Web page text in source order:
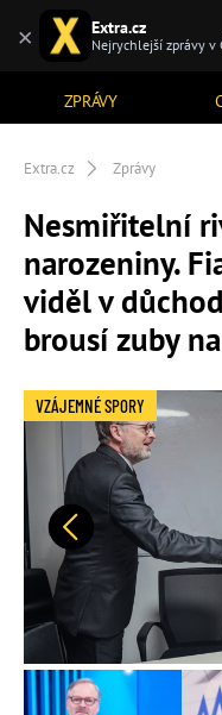
ZPRÁVY
Extra.cz Zprávy
Nesmiřitelní
narozeniny.
viděl v
brousí zuby
Předchozí
VZÁJEMNÉ SPORY
× Extra.cz
Nejrychlejší zprávy v